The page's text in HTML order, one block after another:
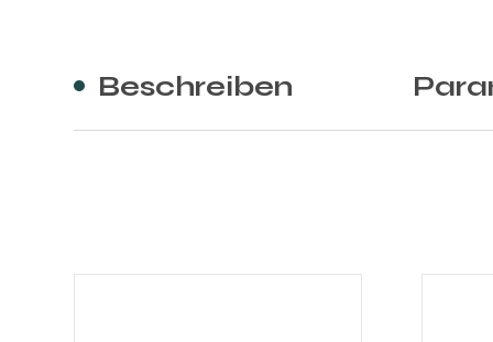
Beschreiben